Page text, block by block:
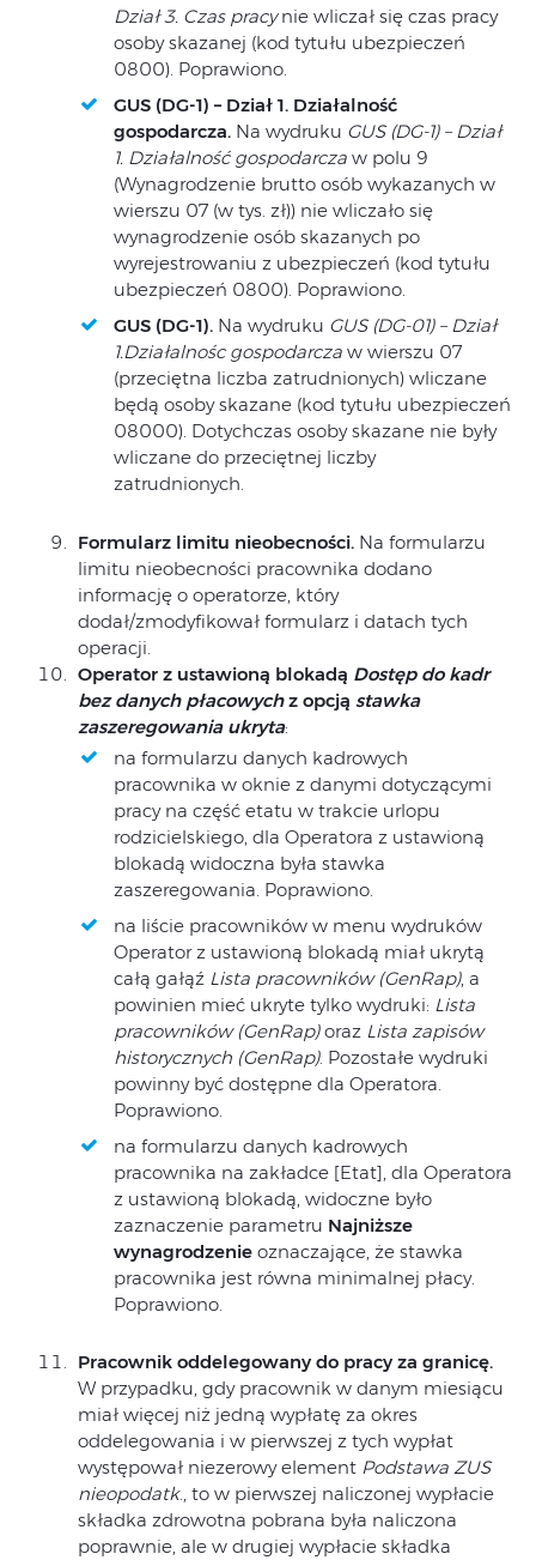
Dział 3. Czas pracynie wliczał się czas pracy
osoby skazanej (kod tytułu ubezpieczeń
0800). Poprawiono.
GUS (DG-1) – Dział 1. Działalność
gospodarcza. Na wydruku GUS (DG-1) – Dział
1. Działalność gospodarcza w polu 9
(Wynagrodzenie brutto osób wykazanych w
wierszu 07 (w tys. zł)) nie wliczało się
wynagrodzenie osób skazanych po
wyrejestrowaniu z ubezpieczeń (kod tytułu
ubezpieczeń 0800). Poprawiono.
GUS (DG-1). Na wydruku GUS (DG-01) – Dział
1.Działalnośc gospodarcza w wierszu 07
(przeciętna liczba zatrudnionych) wliczane
będą osoby skazane (kod tytułu ubezpieczeń
08000). Dotychczas osoby skazane nie były
wliczane do przeciętnej liczby
zatrudnionych.
Formularz limitu nieobecności. Na formularzu
limitu nieobecności pracownika dodano
informację o operatorze, który
dodał/zmodyfikował formularz i datach tych
operacji.
Operator z ustawioną blokadą Dostęp do kadr
bez danych płacowychz opcją stawka
zaszeregowania ukryta:
na formularzu danych kadrowych
pracownika w oknie z danymi dotyczącymi
pracy na część etatu w trakcie urlopu
rodzicielskiego, dla Operatora z ustawioną
blokadą widoczna była stawka
zaszeregowania. Poprawiono.
na liście pracowników w menu wydruków
Operator z ustawioną blokadą miał ukrytą
całą gałąź Lista pracowników (GenRap), a
powinien mieć ukryte tylko wydruki: Lista
pracowników (GenRap)oraz Lista zapisów
historycznych (GenRap). Pozostałe wydruki
powinny być dostępne dla Operatora.
Poprawiono.
na formularzu danych kadrowych
pracownika na zakładce [Etat], dla Operatora
z ustawioną blokadą, widoczne było
zaznaczenie parametru Najniższe
wynagrodzenie oznaczające, że stawka
pracownika jest równa minimalnej płacy.
Poprawiono.
Pracownik oddelegowany do pracy za granicę.
W przypadku, gdy pracownik w danym miesiącu
miał więcej niż jedną wypłatę za okres
oddelegowania i w pierwszej z tych wypłat
występował niezerowy element Podstawa ZUS
nieopodatk., to w pierwszej naliczonej wypłacie
składka zdrowotna pobrana była naliczona
poprawnie, ale w drugiej wypłacie składka